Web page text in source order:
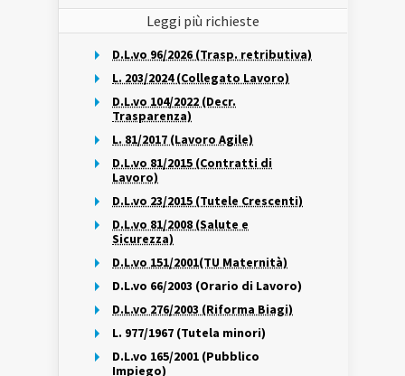
Leggi più richieste
D.L.vo 96/2026 (Trasp. retributiva)
L. 203/2024 (Collegato Lavoro)
D.L.vo 104/2022 (Decr.
Trasparenza)
L. 81/2017 (Lavoro Agile)
D.L.vo 81/2015 (Contratti di
Lavoro)
D.L.vo 23/2015 (Tutele Crescenti)
D.L.vo 81/2008 (Salute e
Sicurezza)
D.L.vo 151/2001(TU Maternità)
D.L.vo 66/2003 (Orario di Lavoro)
D.L.vo 276/2003 (Riforma Biagi)
L. 977/1967 (Tutela minori)
D.L.vo 165/2001 (Pubblico
Impiego)